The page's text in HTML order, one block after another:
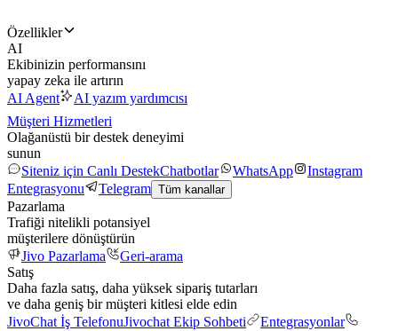
Özellikler
AI
Ekibinizin performansını
yapay zeka ile artırın
AI Agent
AI yazım yardımcısı
Müşteri Hizmetleri
Olağanüstü bir destek deneyimi
sunun
Siteniz için Canlı DestekChatbotlar WhatsApp
Instagram
Entegrasyonu
Telegram Tüm kanallar
Pazarlama
Trafiği nitelikli potansiyel
müşterilere dönüştürün
Jivo Pazarlama
Geri-arama
Satış
Daha fazla satış, daha yüksek sipariş tutarları
ve daha geniş bir müşteri kitlesi elde edin
JivoChat İş TelefonuJivochat Ekip Sohbeti
Entegrasyonlar